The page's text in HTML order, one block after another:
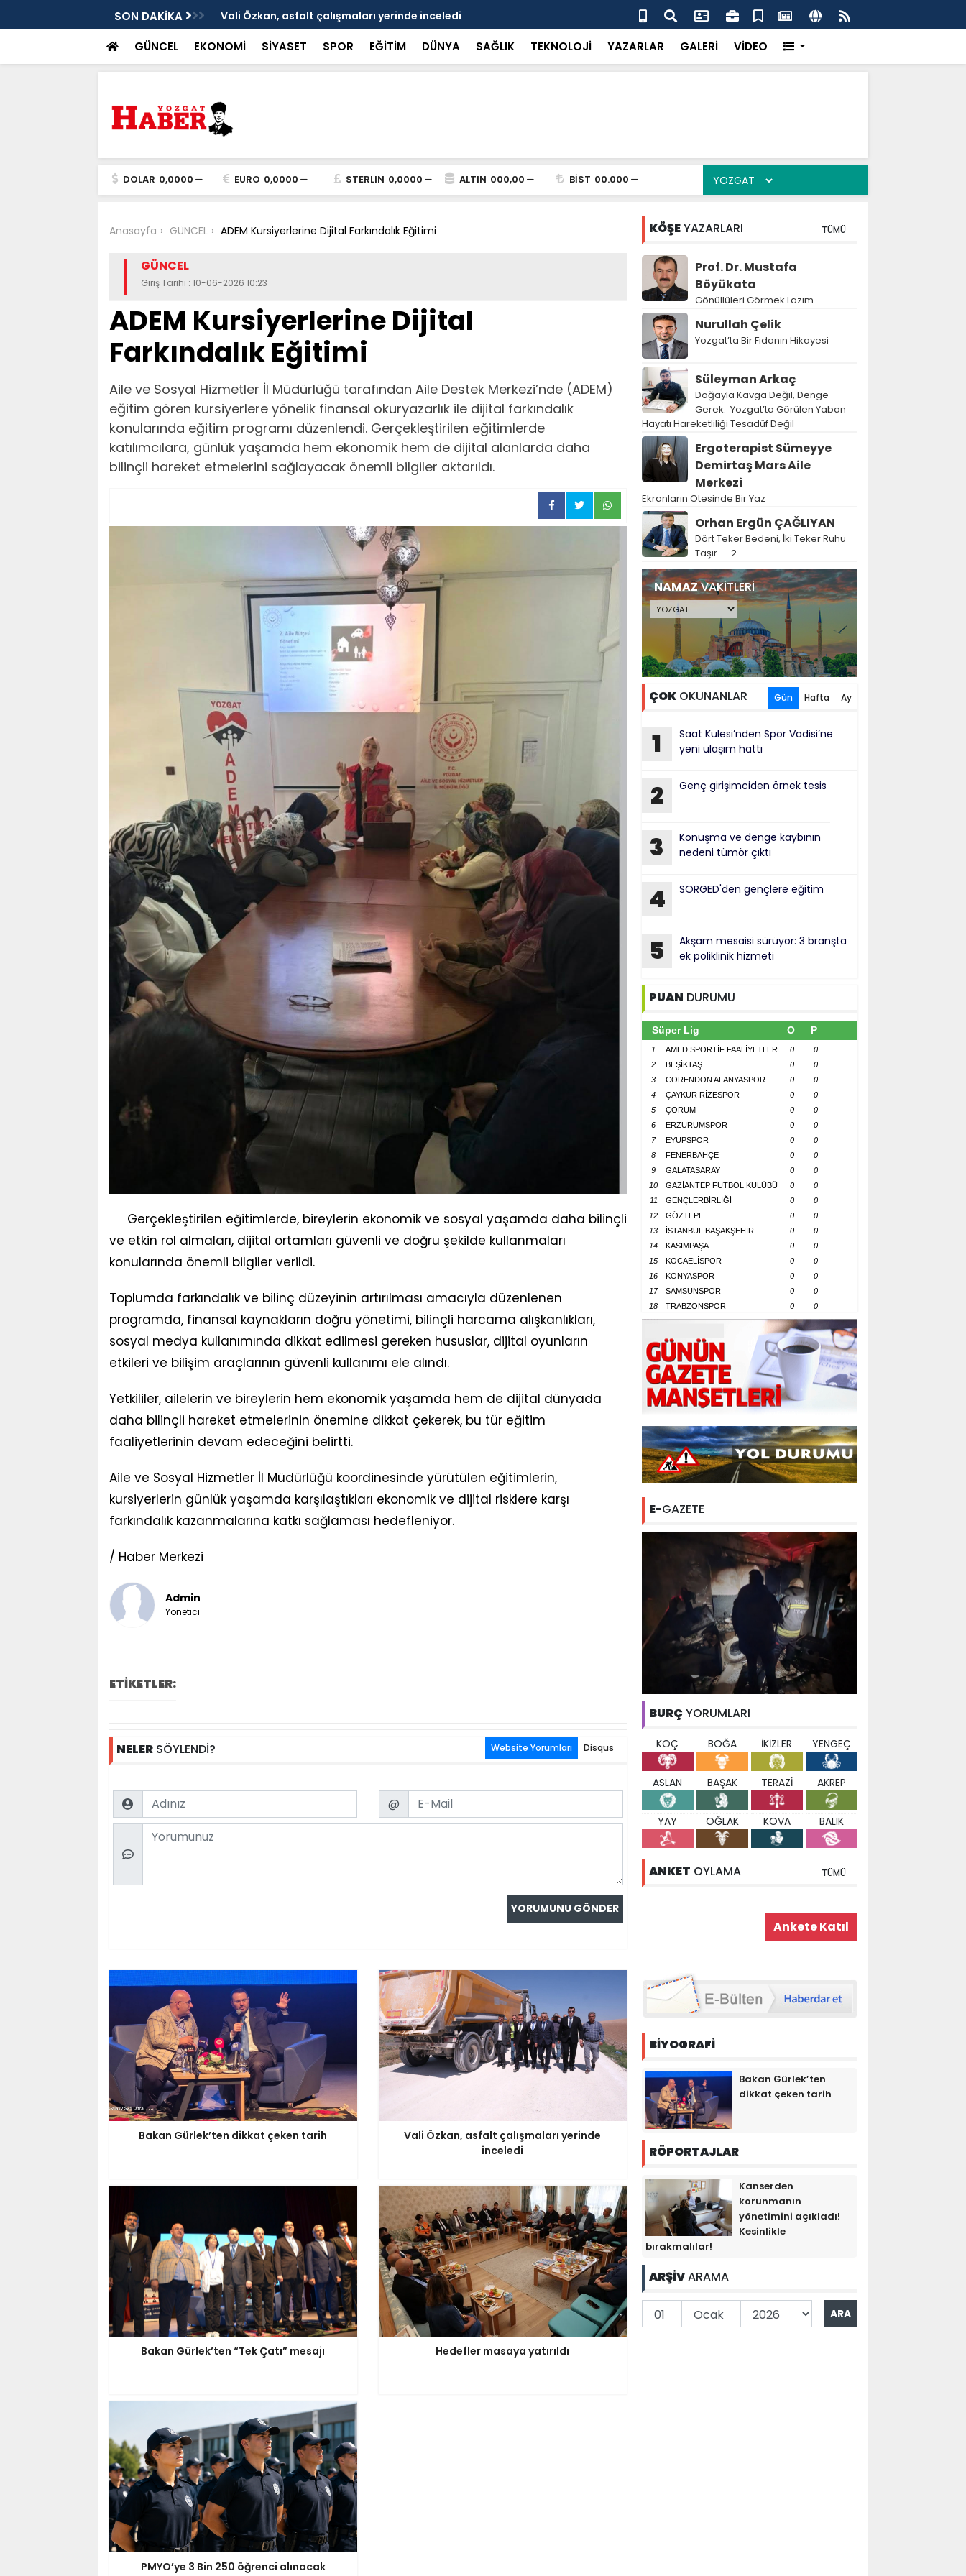
SON DAKİKA Vali Özkan, asfalt çalışmaları yerinde inceledi Bakan Gürlek’ten “Tek Çatı” mesajı
GÜNCEL EKONOMİ SİYASET SPOR EĞİTİM DÜNYA SAĞLIK TEKNOLOJİ YAZARLAR GALERİ VİDEO
DOLAR 0,0000 EURO 0,0000 STERLIN 0,0000 ALTIN 000,00 BİST 00.000
Anasayfa GÜNCEL ADEM Kursiyerlerine Dijital Farkındalık Eğitimi
GÜNCEL
Giriş Tarihi : 10-06-2026 10:23
ADEM Kursiyerlerine Dijital
Farkındalık Eğitimi
Aile ve Sosyal Hizmetler İl Müdürlüğü tarafından Aile Destek Merkezi’nde (ADEM)
eğitim gören kursiyerlere yönelik finansal okuryazarlık ile dijital farkındalık
konularında eğitim programı düzenlendi. Gerçekleştirilen eğitimlerde
katılımcılara, günlük yaşamda hem ekonomik hem de dijital alanlarda daha
bilinçli hareket etmelerini sağlayacak önemli bilgiler aktarıldı.
Gerçekleştirilen eğitimlerde, bireylerin ekonomik ve sosyal yaşamda daha bilinçli
ve etkin rol almaları, dijital ortamları güvenli ve doğru şekilde kullanmaları
konularında önemli bilgiler verildi.
Toplumda farkındalık ve bilinç düzeyinin artırılması amacıyla düzenlenen
programda, finansal kaynakların doğru yönetimi, bilinçli harcama alışkanlıkları,
sosyal medya kullanımında dikkat edilmesi gereken hususlar, dijital oyunların
etkileri ve bilişim araçlarının güvenli kullanımı ele alındı.
Yetkililer, ailelerin ve bireylerin hem ekonomik yaşamda hem de dijital dünyada
daha bilinçli hareket etmelerinin önemine dikkat çekerek, bu tür eğitim
faaliyetlerinin devam edeceğini belirtti.
Aile ve Sosyal Hizmetler İl Müdürlüğü koordinesinde yürütülen eğitimlerin,
kursiyerlerin günlük yaşamda karşılaştıkları ekonomik ve dijital risklere karşı
farkındalık kazanmalarına katkı sağlaması hedefleniyor.
/ Haber Merkezi
Admin
Yönetici
ETİKETLER:
NELERSÖYLENDİ? Website Yorumları Disqus
Name Email
@
Comment
Bakan Gürlek’ten dikkat çeken tarih
Vali Özkan, asfalt çalışmaları yerinde
inceledi
Bakan Gürlek’ten “Tek Çatı” mesajı Hedefler masaya yatırıldı
PMYO’ye 3 Bin 250 öğrenci alınacak
KÖŞEYAZARLARI TÜMÜ
Prof. Dr. Mustafa
Böyükata
Gönüllüleri Görmek Lazım
Nurullah Çelik
Yozgat’ta Bir Fidanın Hikayesi
Süleyman Arkaç
Doğayla Kavga Değil, Denge
Gerek: Yozgat’ta Görülen Yaban
Hayatı Hareketliliği Tesadüf Değil
Ergoterapist Sümeyye
Demirtaş Mars Aile
Merkezi
Ekranların Ötesinde Bir Yaz
Orhan Ergün ÇAĞLIYAN
Dört Teker Bedeni, İki Teker Ruhu
Taşır… -2
NAMAZVAKİTLERİ
ÇOKOKUNANLAR Gün Hafta Ay
1
Saat Kulesi’nden Spor Vadisi’ne
yeni ulaşım hattı
2 Genç girişimciden örnek tesis
3
Konuşma ve denge kaybının
nedeni tümör çıktı
4 SORGED'den gençlere eğitim
5
Akşam mesaisi sürüyor: 3 branşta
ek poliklinik hizmeti
PUAN DURUMU
Süper Lig O P
1 AMED SPORTİF FAALİYETLER 0
0
2
BEŞİKTAŞ 0
0
3
CORENDON ALANYASPOR 0
0
4
ÇAYKUR RİZESPOR 0
0
5
ÇORUM 0
0
6
ERZURUMSPOR 0
0
7
EYÜPSPOR 0
0
8
FENERBAHÇE 0
0
9
GALATASARAY 0
0
10
GAZİANTEP FUTBOL KULÜBÜ 0
0
11
GENÇLERBİRLİĞİ 0
0
12
GÖZTEPE 0
0
13
İSTANBUL BAŞAKŞEHİR 0
0
14
KASIMPAŞA 0
0
15
KOCAELİSPOR 0
0
16
KONYASPOR 0
0
17
SAMSUNSPOR 0
0
18
TRABZONSPOR 0 0
E-GAZETE
BURÇ YORUMLARI
KOÇ BOĞA İKİZLER YENGEÇ
ASLAN BAŞAK TERAZİ AKREP
YAY OĞLAK KOVA BALIK
ANKET OYLAMA TÜMÜ
BİYOGRAFİ
Bakan Gürlek’ten
dikkat çeken tarih
RÖPORTAJLAR
Kanserden
korunmanın
yönetimini açıkladı!
Kesinlikle
bırakmalılar!
ARŞİVARAMA